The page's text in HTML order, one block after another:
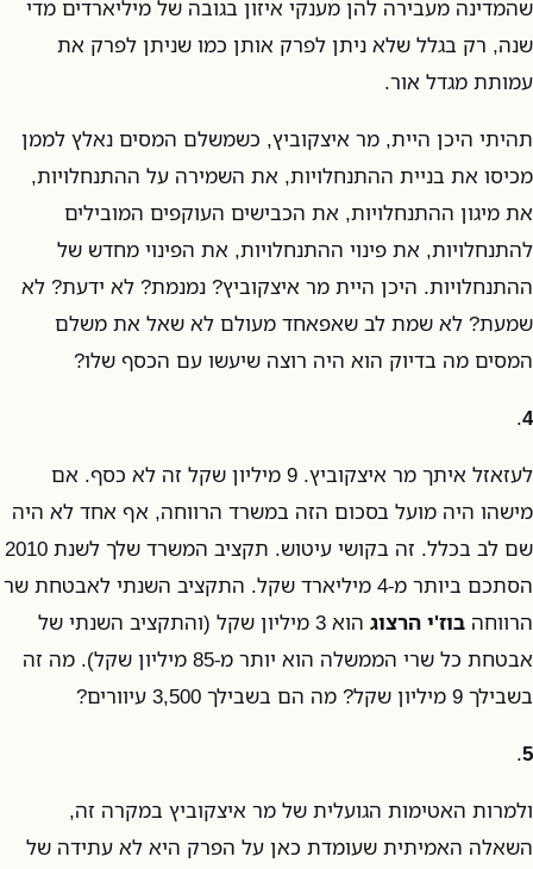
שהמדינה מעבירה להן מענקי איזון בגובה של מיליארדים מדי
שנה, רק בגלל שלא ניתן לפרק אותן כמו שניתן לפרק את
עמותת מגדל אור.
תהיתי היכן היית, מר איצקוביץ, כשמשלם המסים נאלץ לממן
מכיסו את בניית ההתנחלויות, את השמירה על ההתנחלויות,
את מיגון ההתנחלויות, את הכבישים העוקפים המובילים
להתנחלויות, את פינוי ההתנחלויות, את הפינוי מחדש של
ההתנחלויות. היכן היית מר איצקוביץ? נמנמת? לא ידעת? לא
שמעת? לא שמת לב שאפאחד מעולם לא שאל את משלם
המסים מה בדיוק הוא היה רוצה שיעשו עם הכסף שלו?
4
.
לעזאזל איתך מר איצקוביץ. 9 מיליון שקל זה לא כסף. אם
מישהו היה מועל בסכום הזה במשרד הרווחה, אף אחד לא היה
שם לב בכלל. זה בקושי עיטוש. תקציב המשרד שלך לשנת 2010
הסתכם ביותר מ-4 מיליארד שקל. התקציב השנתי לאבטחת שר
הרווחה בוז'י הרצוג
הוא 3 מיליון שקל (והתקציב השנתי של
אבטחת כל שרי הממשלה הוא יותר מ-85 מיליון שקל). מה זה
בשבילך 9 מיליון שקל? מה הם בשבילך 3,500 עיוורים?
5
.
ולמרות האטימות הגועלית של מר איצקוביץ במקרה זה,
השאלה האמיתית שעומדת כאן על הפרק היא לא עתידה של